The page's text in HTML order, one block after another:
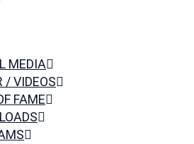
MEDIA
/ VIDEOS
FAME